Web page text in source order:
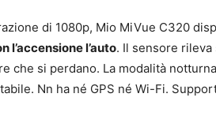
di 1080p, Mio MiVue C320
l’accensione l’auto. Il sensore
che si perdano. La modalità
Nn ha né GPS né Wi-Fi.